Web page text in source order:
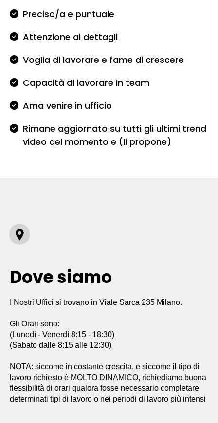
Preciso/a e puntuale
Attenzione ai dettagli
Voglia di lavorare e fame di crescere
Capacità di lavorare in team
Ama venire in ufficio
Rimane aggiornato su tutti gli ultimi trend
video del momento e (li propone)
Dove siamo
I Nostri Uffici si trovano in Viale Sarca 235 Milano.
Gli Orari sono:
(Lunedì - Venerdì 8:15 - 18:30)
(Sabato dalle 8:15 alle 12:30)
NOTA: siccome in costante crescita, e siccome il tipo di
lavoro richiesto è MOLTO DINAMICO, richiediamo buona
flessibilità di orari qualora fosse necessario completare
determinati tipi di lavoro o nei periodi di lavoro più intensi